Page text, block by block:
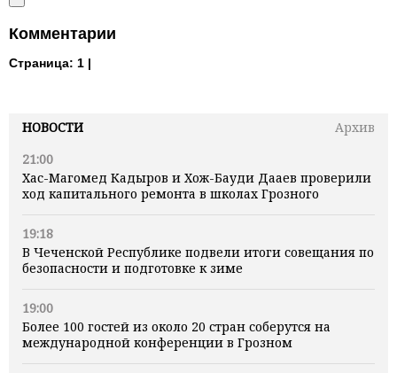
НОВОСТИ
Архив
21:00
Хас-Магомед Кадыров и Хож-Бауди Дааев проверили
ход капитального ремонта в школах Грозного
19:18
В Чеченской Республике подвели итоги совещания по
безопасности и подготовке к зиме
19:00
Более 100 гостей из около 20 стран соберутся на
международной конференции в Грозном
Комментарии
Страница: 1 |